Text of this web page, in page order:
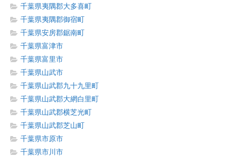
千葉県夷隅郡大多喜町
千葉県夷隅郡御宿町
千葉県安房郡鋸南町
千葉県富津市
千葉県富里市
千葉県山武市
千葉県山武郡九十九里町
千葉県山武郡大網白里町
千葉県山武郡横芝光町
千葉県山武郡芝山町
千葉県市原市
千葉県市川市